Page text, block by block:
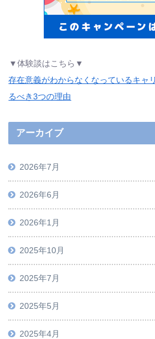
▼体験談はこちら▼
存在意義がわからなくなっているキャ
るべき3つの理由
アーカイブ
2026年7月
2026年6月
2026年1月
2025年10月
2025年7月
2025年5月
2025年4月